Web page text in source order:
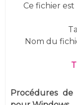
Ce fichier
Nom du
Procédures